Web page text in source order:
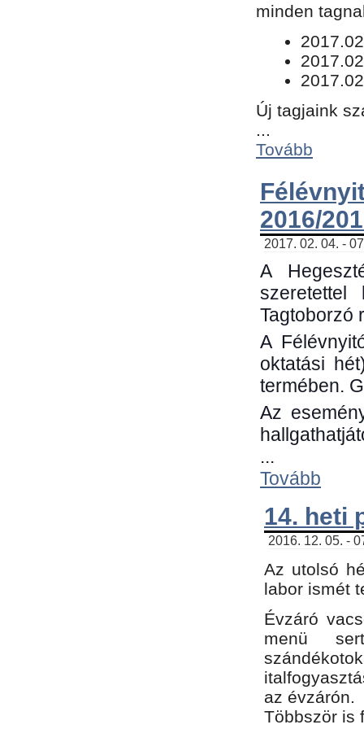
minden
Új tagjaink
...
Tovább
2016/
2017. 02. 04. -
A
Tagtoborzó
A
oktatási
termében.
Az
...
Tovább
14. heti
2016. 12. 05. -
Az utolsó
labor ismét
Évzáró
menü
az évzárón.
Többször is